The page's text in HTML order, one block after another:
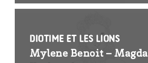
Diotime et les lions
Mylene Benoit – Magda